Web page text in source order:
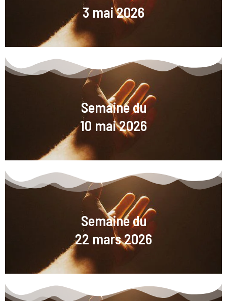
3 mai 2026
Semaine du
10 mai 2026
Semaine du
22 mars 2026